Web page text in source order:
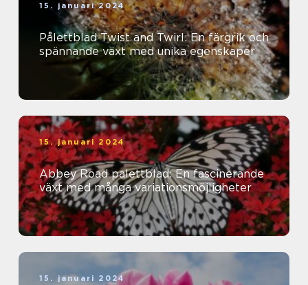
15. januari 2024
Pålettblad Twist and Twirl: En färgrik och
spännande växt med unika egenskaper
15. januari 2024
Abbey Road palettblad: En fascinerande
växt med många variationsmöjligheter
15. januari 2024